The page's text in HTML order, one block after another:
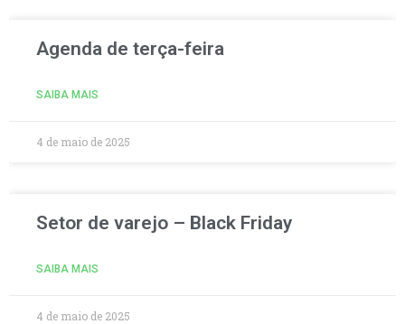
Agenda de terça-feira
SAIBA MAIS
4 de maio de 2025
Setor de varejo – Black Friday
SAIBA MAIS
4 de maio de 2025